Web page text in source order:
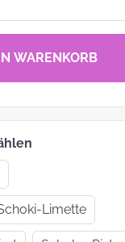
WARENKORB
Limette